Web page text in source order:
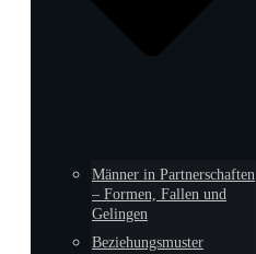
Männer in Partnerschaften
– Formen, Fallen und
Gelingen
Beziehungsmuster